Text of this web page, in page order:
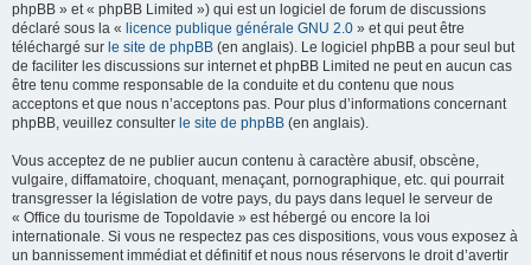
phpBB » et « phpBB Limited ») qui est un logiciel de forum de discussions
déclaré sous la « licence publique générale GNU 2.0 » et qui peut être
téléchargé sur le site de phpBB (en anglais). Le logiciel phpBB a pour seul but
de faciliter les discussions sur internet et phpBB Limited ne peut en aucun cas
être tenu comme responsable de la conduite et du contenu que nous
acceptons et que nous n’acceptons pas. Pour plus d’informations concernant
phpBB, veuillez consulter le site de phpBB (en anglais).
Vous acceptez de ne publier aucun contenu à caractère abusif, obscène,
vulgaire, diffamatoire, choquant, menaçant, pornographique, etc. qui pourrait
transgresser la législation de votre pays, du pays dans lequel le serveur de
« Office du tourisme de Topoldavie » est hébergé ou encore la loi
internationale. Si vous ne respectez pas ces dispositions, vous vous exposez à
un bannissement immédiat et définitif et nous nous réservons le droit d’avertir